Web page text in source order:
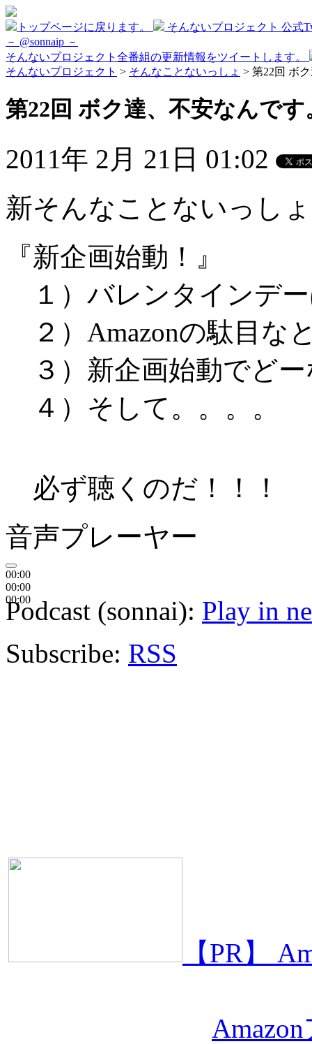
トップページに戻ります。
そんないプロジェクト 公式
－ @sonnaip －
そんないプロジェクト全番組の更新情報をツイートします。
そんないプロジェクト > そんなことないっしょ > 第22回 ボ
第22回 ボク達、不安なんです
2011年 2月 21日 01:02
新そんなことないっし
『新企画始動！』
１）バレンタインデ
２）Amazonの駄目な
３）新企画始動でどー
４）そして。。。。
必ず聴くのだ！！！
音声プレーヤー
00:00
00:00
00:00
Podcast (sonnai): Play in
Subscribe: RSS
【PR】